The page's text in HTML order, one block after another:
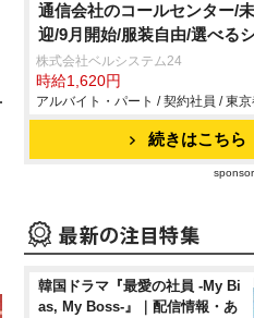
通信会社のコールセンター/
迎/9月開始/服装自由/選べる
株式会社ベルシステム24
時給1,620円
アルバイト・パート / 契約社員 / 東
続きはこちら
韓国ドラマ『最愛の社員 -My Bi
as, My Boss-』｜配信情報・あ